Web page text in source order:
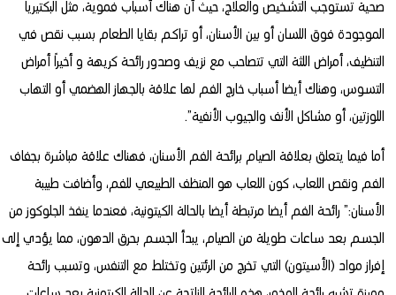
صحية تستوجب التشخيص والعلاج، حيث أن هناك أسباب فموية، مثل البكتيريا
الموجودة فوق اللسان أو بين الأسنان، أو تراكم بقايا الطعام بسبب نقص في
التنظيف، أمراض اللثة التي تتصاحب مع نزيف وصدور رائحة كريهة و أخيراً أمراض
التسوس، وهناك أيضا أسباب خارج الفم لها علاقة بالجهاز الهضمي أو التهاب
اللوزتين، أو مشاكل الأنف والجيوب الأنفية”.
أما فيما يتعلق بعلاقة الصيام برائحة الفم الأسنان، فهناك علاقة مباشرة بجفاف
الفم ونقص اللعاب، كون اللعاب هو المنظف الطبيعي للفم، وأضافت طبيبة
الأسنان:” رائحة الفم أيضا مرتبطة أيضا بالحالة الكيتونية، فعندما ينفذ الجلوكوز من
الجسم بعد ساعات طويلة من الصيام، يبدأ الجسم بحرق الدهون، مما يؤدي إلى
إفراز مواد (الأسيتون) التي تخرج من الرئتين وتختلط مع التنفس، وتسبب رائحة